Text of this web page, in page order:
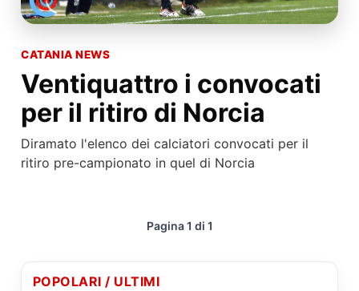
CATANIA NEWS
Ventiquattro i convocati
per il ritiro di Norcia
Diramato l'elenco dei calciatori convocati per il
ritiro pre-campionato in quel di Norcia
Pagina 1 di 1
POPOLARI / ULTIMI